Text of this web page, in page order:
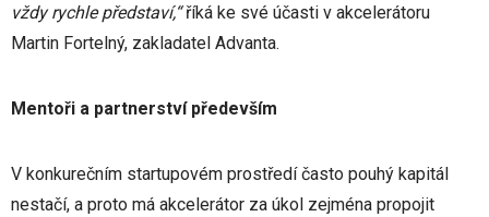
vždy rychle představí,“říká ke své účasti v akcelerátoru
Martin Fortelný, zakladatel Advanta.
Mentoři a partnerství především
V konkurečním startupovém prostředí často pouhý kapitál
nestačí, a proto má akcelerátor za úkol zejména propojit